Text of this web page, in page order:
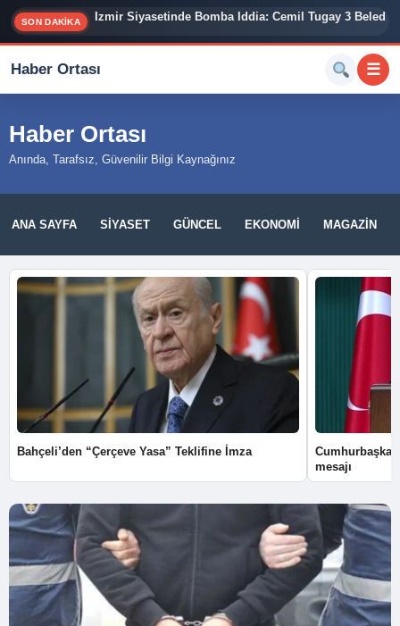
SON DAKİKA İzmir Siyasetinde Bomba İddia: Cemil Tugay 3
Haber Ortası ☰
Haber Ortası
Anında, Tarafsız, Güvenilir Bilgi Kaynağınız
ANA SAYFA SIYASET GÜNCEL EKONOMI MAGAZIN
Bahçeli’den “Çerçeve Yasa” Teklifine İmza
mesajı